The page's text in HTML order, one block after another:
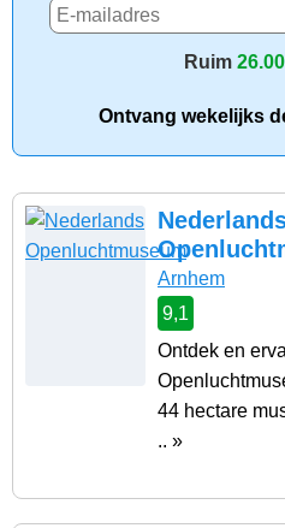
Ruim
Ontvang wekelijks
Arnhem
9,1
Ontdek en
44 hectare
.. »